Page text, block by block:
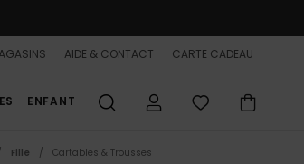
AIDE & CONTACT CARTE CADEAU
ENFANT
Fille Cartables & Trousses